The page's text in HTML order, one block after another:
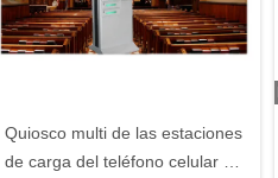
Quiosco multi de las estaciones
de carga del teléfono celular de